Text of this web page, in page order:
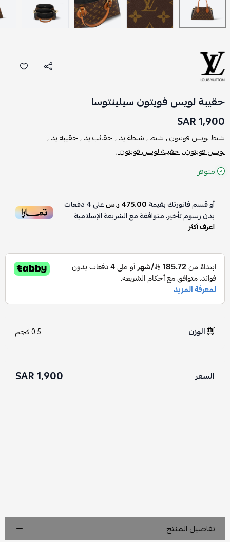
حقيبة لويس فويتون سيلينتوسا
1,900 SAR
شنط لويس فويتون ,شنط ,شنطة يد ,حقائب يد ,حقيبة يد ,
لويس فويتون ,حقيبة لويس فويتون ,
متوفر
أو قسم فاتورتك بقيمة475.00 ر.س على4دفعات
بدون رسوم تأخير، متوافقة مع الشريعة الإسلامية
اعرف أكثر
الوزن 0.5 كجم
السعر 1,900 SAR
تفاصيل المنتج